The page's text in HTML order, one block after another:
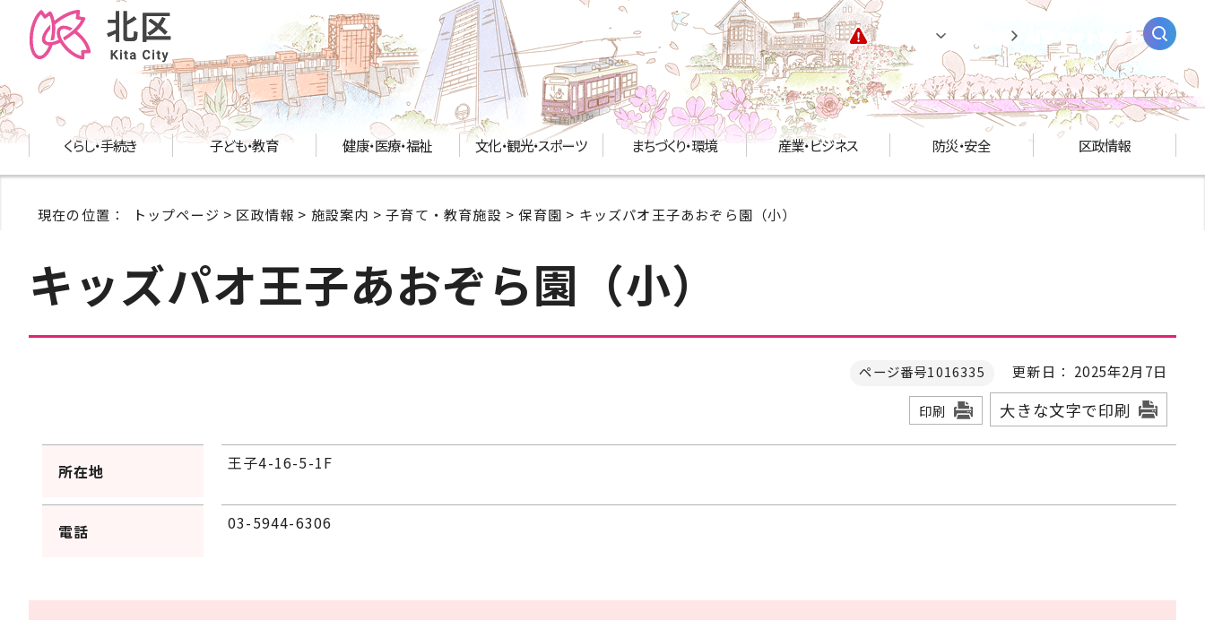
緊急情報 AIチャットボット
くらし・手続き 子ども・教育 健康・医療・福祉 文化・観光・スポーツ まちづくり・環境 産業・ビジネス 防災・安全 区政情報
現在の位置： トップページ > 区政情報 > 施設案内 >子育て・教育施設 >保育園 > キッズパオ王子あおぞら園（小）
キッズパオ王子あおぞら園（小）
ページ番号1016335 更新日： 2025年2月7日
印刷 大きな文字で印刷
所在地 王子4-16-5-1F
電話 03-5944-6306